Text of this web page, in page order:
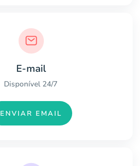
E-mail
Disponível 24/7
ENVIAR EMAIL